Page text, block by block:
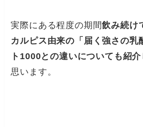
実際にある程度の期間飲み続け
カルピス由来の「届く強さの乳
ト1000との違いについても紹介
思います。